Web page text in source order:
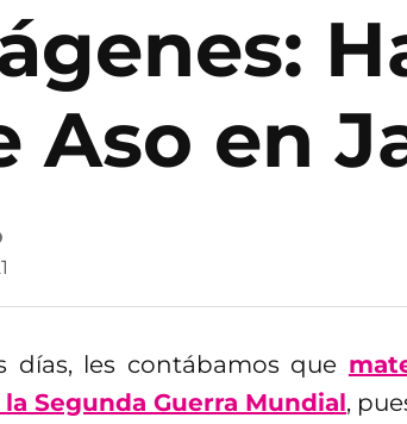
Aso en
días, les contábamos que
Segunda Guerra Mundial,